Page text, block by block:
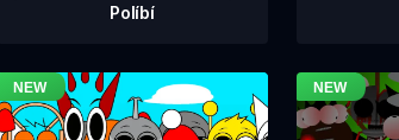
Políbí